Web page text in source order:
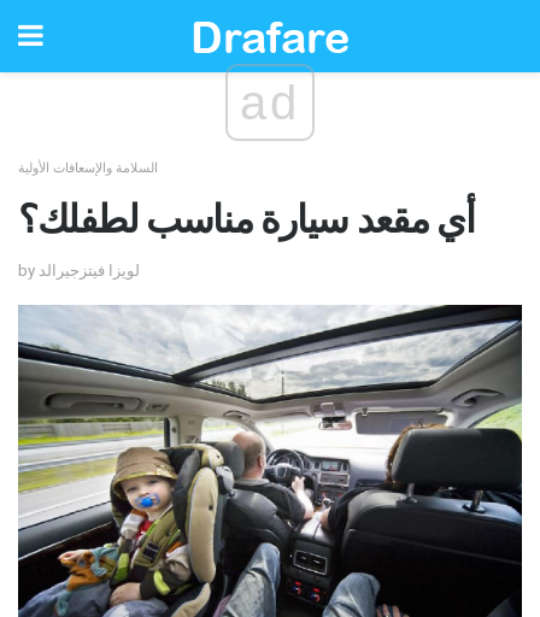
ad
السلامة والإسعافات الأولية
أي مقعد سيارة مناسب لطفلك؟
by لويزا فيتزجيرالد